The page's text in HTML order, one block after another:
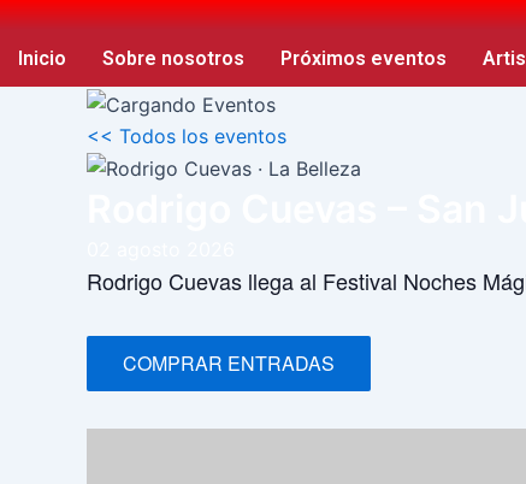
Ir
Inicio Sobre nosotros Próximos eventos
<< Todos los eventos
Rodrigo Cuevas llega al Festival Noches
COMPRAR ENTRADAS